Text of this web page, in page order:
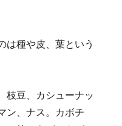
は種や皮、葉という
枝豆、カシューナッ
ン、ナス。カボチ